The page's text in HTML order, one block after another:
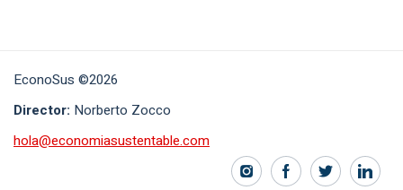
EconoSus ©2026
Director: Norberto Zocco
hola@economiasustentable.com